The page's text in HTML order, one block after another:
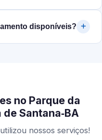
disponíveis?
no Parque da
Santana‑BA
nossos serviços!